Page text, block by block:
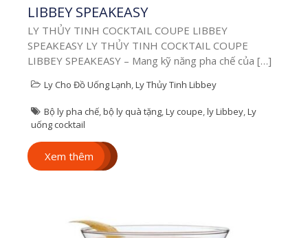
Cập nhật
thông tin
từ các sản
giới thiệu
LIBBEY SPEAKEASY
LY THỦY TINH COCKTAIL COUPE LIBBEY
SPEAKEASY LY THỦY TINH COCKTAIL COUPE
LIBBEY SPEAKEASY – Mang kỹ năng pha chế của […]
Ly Cho Đồ Uống Lạnh,Ly Thủy Tinh Libbey
Bộ ly pha chế,bộ ly quà tặng,Ly coupe,ly Libbey,Ly
uống cocktail
Xem thêm